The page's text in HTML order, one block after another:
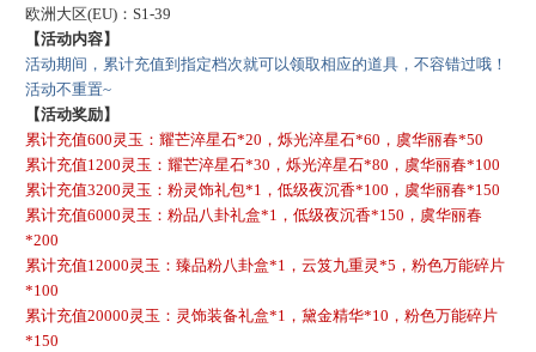
欧洲大区(EU)：S1-39
【活动内容】
活动期间，累计充值到指定档次就可以领取相应的道具，不容错过哦！
活动不重置~
【活动奖励】
累计充值600灵玉：耀芒淬星石*20，烁光淬星石*60，虞华丽春*50
累计充值1200灵玉：耀芒淬星石*30，烁光淬星石*80，虞华丽春*100
累计充值3200灵玉：粉灵饰礼包*1，低级夜沉香*100，虞华丽春*150
累计充值6000灵玉：粉品八卦礼盒*1，低级夜沉香*150，虞华丽春
*200
累计充值12000灵玉：臻品粉八卦盒*1，云笈九重灵*5，粉色万能碎片
*100
累计充值20000灵玉：灵饰装备礼盒*1，黛金精华*10，粉色万能碎片
*150